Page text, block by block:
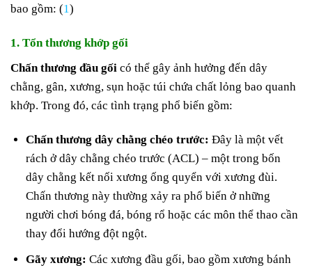
bao gồm: (1)
1. Tổn thương khớp gối
Chấn thương đầu gối có thể gây ảnh hưởng đến dây
chằng, gân, xương, sụn hoặc túi chứa chất lỏng bao quanh
khớp. Trong đó, các tình trạng phổ biến gồm:
Chấn thương dây chằng chéo trước: Đây là một vết
rách ở dây chằng chéo trước (ACL) – một trong bốn
dây chằng kết nối xương ống quyển với xương đùi.
Chấn thương này thường xảy ra phổ biến ở những
người chơi bóng đá, bóng rổ hoặc các môn thể thao cần
thay đổi hướng đột ngột.
Gãy xương: Các xương đầu gối, bao gồm xương bánh